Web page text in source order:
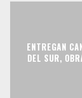
ENTREGAN
DEL SUR,